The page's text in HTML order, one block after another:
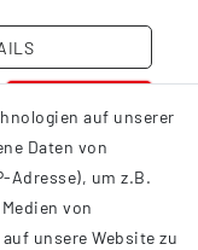
auf unserer
Daten von
Adresse), um z.B.
von
unsere Website zu